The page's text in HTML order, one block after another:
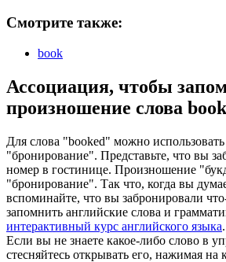
Смотрите также:
book
Ассоциация, чтобы
произношение слова
Для слова "booked" можно
"бронирование". Представьте, что вы
номер в гостинице. Произношение
"бронирование". Так что, когда вы
вспоминайте, что вы забронировали
запомнить английские слова и
интерактивный курс английского языка.
Если вы не знаете какое-либо слово в
стесняйтесь открывать его, нажимая на